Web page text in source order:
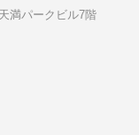
満パークビル7階